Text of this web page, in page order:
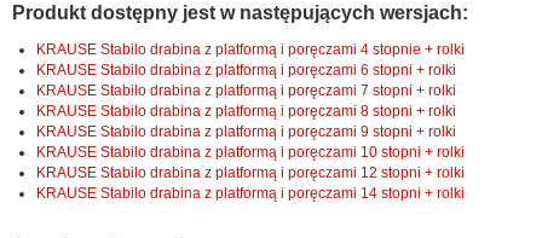
Produkt dostępny jest w następujących wersjach:
KRAUSE Stabilo drabina z platformą i poręczami 4 stopnie + rolki
KRAUSE Stabilo drabina z platformą i poręczami 6 stopni + rolki
KRAUSE Stabilo drabina z platformą i poręczami 7 stopni + rolki
KRAUSE Stabilo drabina z platformą i poręczami 8 stopni + rolki
KRAUSE Stabilo drabina z platformą i poręczami 9 stopni + rolki
KRAUSE Stabilo drabina z platformą i poręczami 10 stopni + rolki
KRAUSE Stabilo drabina z platformą i poręczami 12 stopni + rolki
KRAUSE Stabilo drabina z platformą i poręczami 14 stopni + rolki